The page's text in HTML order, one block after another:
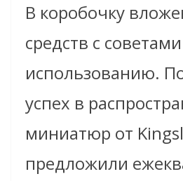
В коробочку
средств с
использованию.
успех в
миниатюр от
предложили